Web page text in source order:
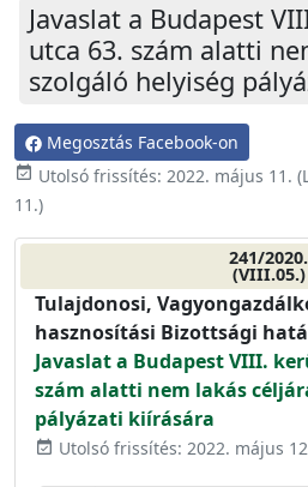
Javaslat a Budapest
utca 63. szám alatti
szolgáló helyiség
Megosztás Facebook-on
event_available Utolsó frissítés: 2022. május 11.
11.)
241/2020.
(VIII.05.)
Tulajdonosi,
hasznosítási Bizottsági
Javaslat a Budapest VIII.
szám alatti nem lakás
pályázati kiírására
event_available Utolsó frissítés: 2022. május